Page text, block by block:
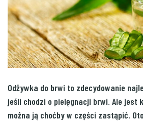
Odżywka do brwi to zdecydowanie
jeśli chodzi o pielęgnacji brwi. Ale jest
można ją choćby w części zastąpić.